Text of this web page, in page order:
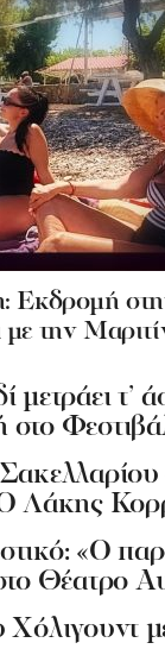
Εκδρομή
την
μετράει τ’
στο
Λάκης
«Ο
Θέατρο
Χόλιγουντ